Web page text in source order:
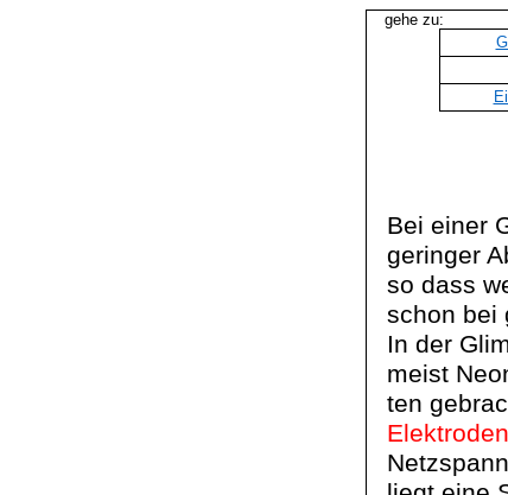
gehe zu:
Bei einer
geringer
so dass
schon bei
In der
meist
ten
Elektroden